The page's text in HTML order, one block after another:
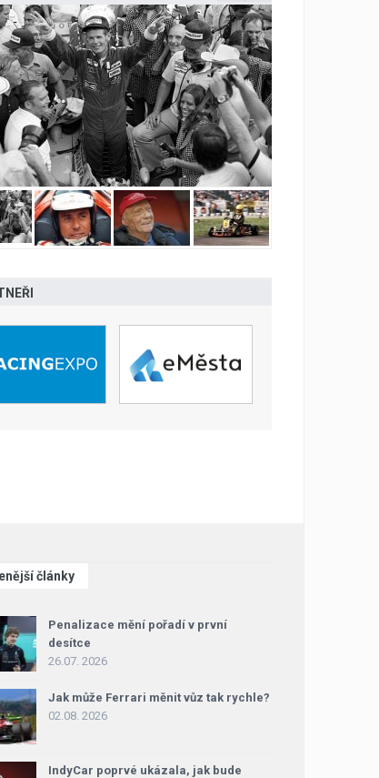
články
Penalizace mění pořadí v první
desítce
26.07. 2026
Jak může Ferrari měnit vůz tak rychle?
02.08. 2026
IndyCar poprvé ukázala, jak bude